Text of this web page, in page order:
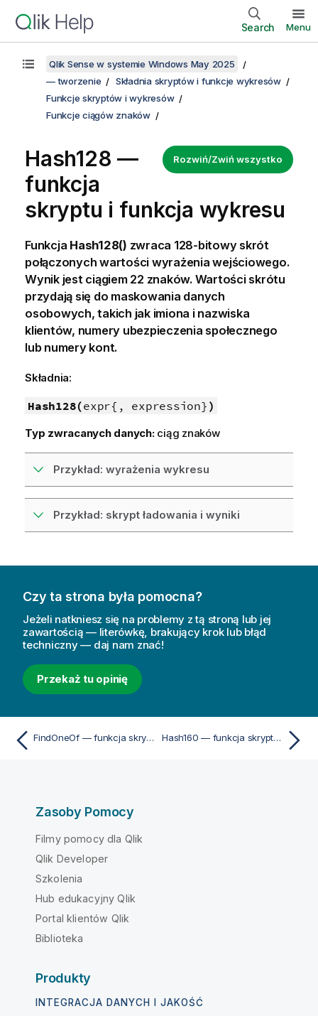
Search Menu
Qlik Sense w systemie Windows May 2025
— tworzenie
Składnia skryptów i funkcje wykresów
Funkcje skryptów i wykresów
Funkcje ciągów znaków
Rozwiń/Zwiń wszystko
Hash128 —
funkcja
skryptu i funkcja wykresu
Funkcja Hash128() zwraca 128-bitowy skrót
połączonych wartości wyrażenia wejściowego.
Wynik jest ciągiem 22 znaków. Wartości skrótu
przydają się do maskowania danych
osobowych, takich jak imiona i nazwiska
klientów, numery ubezpieczenia społecznego
lub numery kont.
Składnia:
Hash128(expr{, expression} )
Typ zwracanych danych: ciąg znaków
Przykład: wyrażenia wykresu
Przykład: skrypt ładowania i wyniki
Czy ta strona była pomocna?
Jeżeli natkniesz się na problemy z tą stroną lub jej
zawartością — literówkę, brakujący krok lub błąd
techniczny — daj nam znać!
Przekaż tu opinię
FindOneOf — funkcja skryptu i funkcja wykresu Hash160 — funkcja skryptu i funkcja wykresu
Zasoby Pomocy
Filmy pomocy dla Qlik
Qlik Developer
Szkolenia
Hub edukacyjny Qlik
Portal klientów Qlik
Biblioteka
Produkty
INTEGRACJA DANYCH I JAKOŚĆ